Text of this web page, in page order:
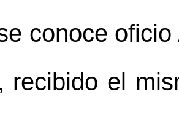
conoce
recibido el